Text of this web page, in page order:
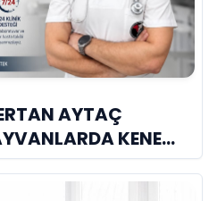
AYTAÇ
KENE
BU AYDA